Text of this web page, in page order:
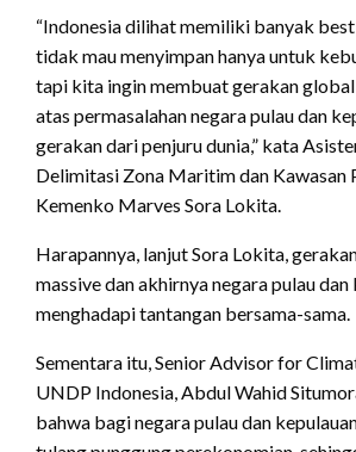
“Indonesia dilihat memiliki banyak
tidak mau menyimpan hanya untuk
tapi kita ingin membuat gerakan
atas permasalahan negara pulau dan
gerakan dari penjuru dunia,” kata
Delimitasi Zona Maritim dan Kawasan
Kemenko Marves Sora Lokita.
Harapannya, lanjut Sora Lokita,
massive dan akhirnya negara pulau
menghadapi tantangan bersama-sama.
Sementara itu, Senior Advisor for
UNDP Indonesia, Abdul Wahid
bahwa bagi negara pulau dan